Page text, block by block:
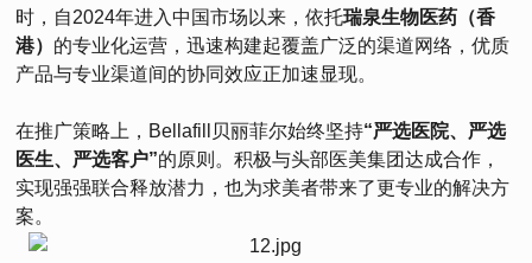
时，自2024年进入中国市场以来，依托瑞泉生物医药（香
港） 的专业化运营，迅速构建起覆盖广泛的渠道网络，优质
产品与专业渠道间的协同效应正加速显现。
在推广策略上，Bellafill贝丽菲尔始终坚持“严选医院、严选
医生、严选客户”的原则。积极与头部医美集团达成合作，
实现强强联合释放潜力，也为求美者带来了更专业的解决方
案。